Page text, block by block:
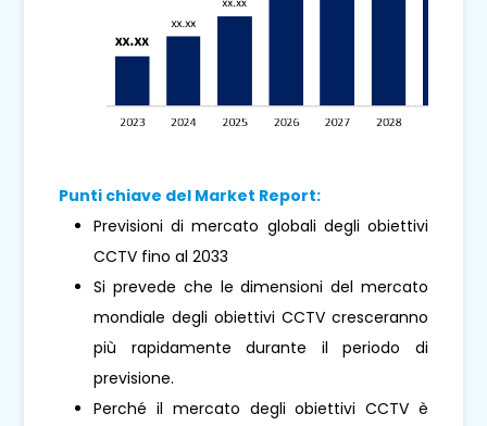
Punti chiave del Market Report:
Previsioni di mercato globali degli obiettivi
CCTV fino al 2033
Si prevede che le dimensioni del mercato
mondiale degli obiettivi CCTV cresceranno
più rapidamente durante il periodo di
previsione.
Perché il mercato degli obiettivi CCTV è